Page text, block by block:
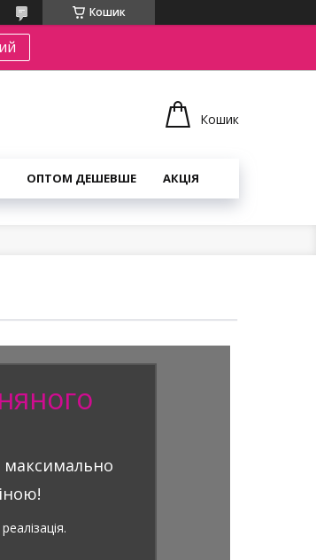
Кошик
Кошик
ОПТОМ ДЕШЕВШЕ АКЦІЯ
максимально